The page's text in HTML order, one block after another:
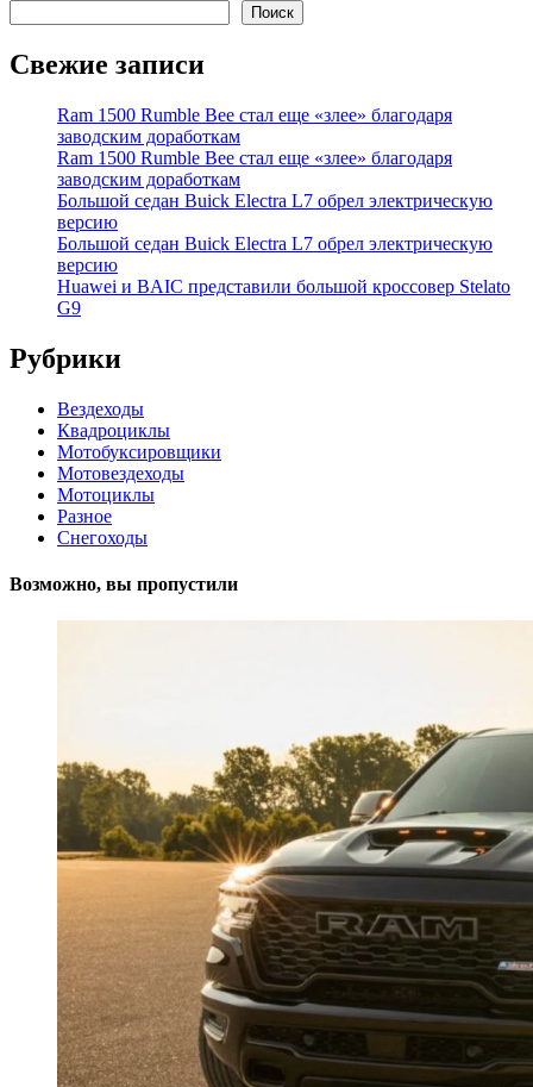
Поиск
Свежие записи
Ram 1500 Rumble Bee стал еще «злее» благодаря
заводским доработкам
Ram 1500 Rumble Bee стал еще «злее» благодаря
заводским доработкам
Большой седан Buick Electra L7 обрел электрическую
версию
Большой седан Buick Electra L7 обрел электрическую
версию
Huawei и BAIC представили большой кроссовер Stelato
G9
Рубрики
Вездеходы
Квадроциклы
Мотобуксировщики
Мотовездеходы
Мотоциклы
Разное
Снегоходы
Возможно, вы пропустили